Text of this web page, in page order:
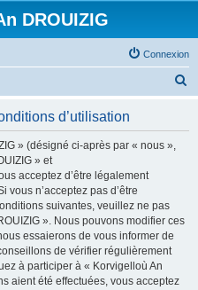
DROUIZIG
Connexion
d’utilisation
» (désigné ci-après par « nous »,
» et
acceptez d’être légalement
n’acceptez pas d’être
suivantes, veuillez ne pas
». Nous pouvons modifier ces
essaierons de vous informer de
de vérifier régulièrement
à participer à « Korvigelloù An
aient été effectuées, vous acceptez